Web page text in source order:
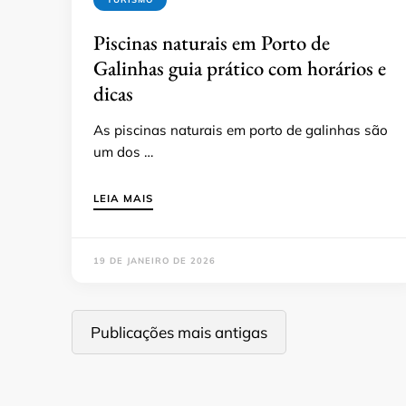
Piscinas naturais em Porto de
Galinhas guia prático com horários e
dicas
As piscinas naturais em porto de galinhas são
um dos …
LEIA MAIS
19 DE JANEIRO DE 2026
Navegação
porPublicações mais antigas